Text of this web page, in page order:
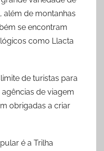
além de montanhas
se encontram
como Llacta
de turistas para
de viagem
obrigadas a criar
é a Trilha